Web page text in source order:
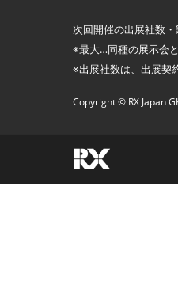
次回開催の出展社数
※最大…同種の展示会
※出展社数は、出展契
Copyright © RX Japan